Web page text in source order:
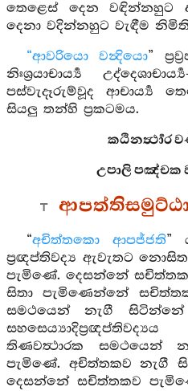
තෙළෙස් දෙන වඳින්නහුට
දෙනා වදින්නහුට වැඳීම
“ආවරියො වන්‍දියො”
නිඃශ්‍රයාචාර්‍ය්‍ය
පස්වැදෑරුම්වූද ආචාර්‍ය්‍ය
සියලු තන්හි ප්‍රකටමය.
කඨිනර්‍ත්‍ථාර
උපාලි පඤ්චක
“අචිත්තකො ආපජ්ජති”
ප්‍රඥප්තිවද්‍ය ඇවැතට
පැමිණේ. දෙසන්නේ
සිතා පැමිණෙන්නේ
සමථයෙන් නැගී
තිණවත්‍ථාරක සමථයෙන්
පැමිණේ. අචිත්තකව නැගී
දෙසන්නේ සචිත්තකව